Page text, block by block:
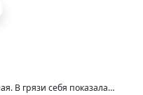
В грязи себя показала